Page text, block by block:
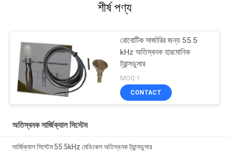
শীর্ষ পণ্য
রোবোটিক সার্জারির জন্য 55.5
kHz অতিস্বনক হারমোনিক
ট্রান্সডুসার
MOQ:1
CONTACT
অতিস্বনক সার্জিক্যাল সিস্টেম
সার্জিক্যাল সিস্টেম 55.5kHz মেডিকেল অতিস্বনক ট্রান্সডুসার